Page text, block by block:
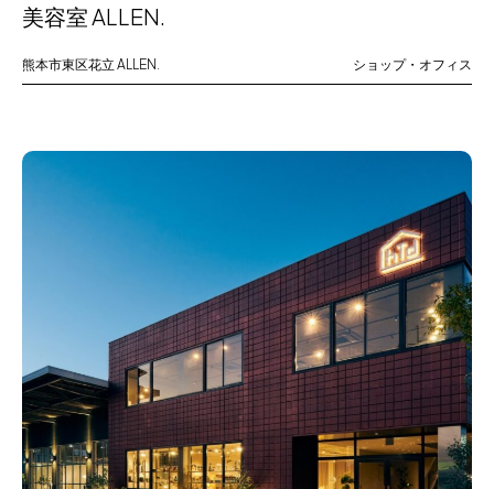
美容室 ALLEN.
熊本市東区花立 ALLEN. ショップ・オフィス